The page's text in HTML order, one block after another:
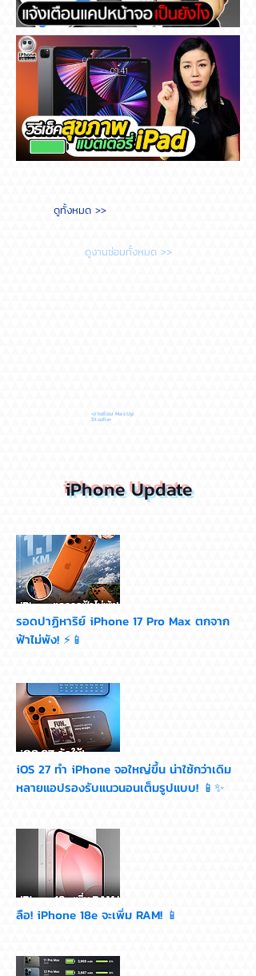
Messenger แจ้งเตือนแคปหน้า
จอ เป็นยังไง
วิธีเช็คสุขภาพแบตเตอรี่ iPad
ต้องทำยังไง?
ดูทั้งหมด >>
ดูงานซ่อมทั้งหมด >>
•งานซ่อม MacUp
Studio•
iPhone Update
รอดปาฏิหาริย์ iPhone 17 Pro Max ตกจาก
ฟ้าไม่พัง! ⚡📱
iOS 27 ทำ iPhone จอใหญ่ขึ้น น่าใช้กว่าเดิม
หลายแอปรองรับแนวนอนเต็มรูปแบบ! 📱✨
ลือ! iPhone 18e จะเพิ่ม RAM! 📱